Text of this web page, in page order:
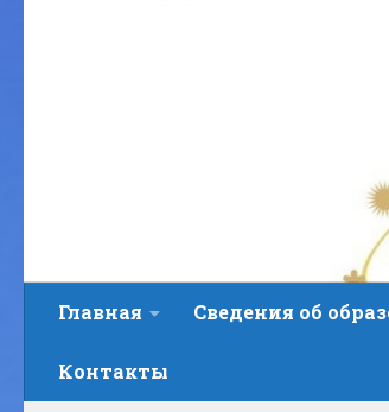
Главная Сведения об
Контакты